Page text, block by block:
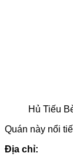
Hủ Tiếu
Quán này nổi
Địa chỉ: